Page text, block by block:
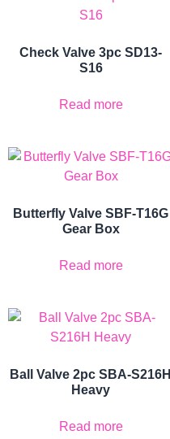
Check Valve 3pc SD13-
S16
Read more
Butterfly Valve SBF-T16G
Gear Box
Read more
Ball Valve 2pc SBA-S216H
Heavy
Read more